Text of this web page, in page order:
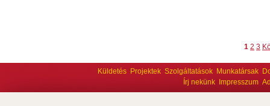
1 2 3
Küldetés Projektek Szolgáltatások Munkatársak
Írj nekünk
Impresszum